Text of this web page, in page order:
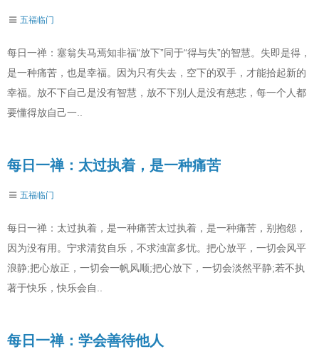
五福临门
每日一禅：塞翁失马焉知非福“放下”同于“得与失”的智慧。失即是得，
是一种痛苦，也是幸福。因为只有失去，空下的双手，才能拾起新的
幸福。放不下自己是没有智慧，放不下别人是没有慈悲，每一个人都
要懂得放自己一..
每日一禅：太过执着，是一种痛苦
五福临门
每日一禅：太过执着，是一种痛苦太过执着，是一种痛苦，别抱怨，
因为没有用。宁求清贫自乐，不求浊富多忧。把心放平，一切会风平
浪静;把心放正，一切会一帆风顺;把心放下，一切会淡然平静;若不执
著于快乐，快乐会自..
每日一禅：学会善待他人